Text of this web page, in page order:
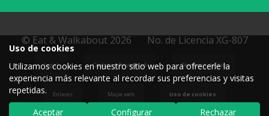
© Eat & Walkabout 2026 No. de Licencia XG-807
Legal Cookies y Privacidad Términos de Uso
Enlaces Mapa web Uso de cookies
Uso de cookies
Utilizamos cookies en nuestro sitio web para ofrecerle la
experiencia más relevante al recordar sus preferencias y visitas
repetidas.
Aceptar
Configurar Rechazar